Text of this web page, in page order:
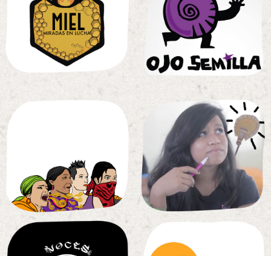
Miradas
enluch
MIEL
Ojo
Semilla
Voces de
Save the
childrens